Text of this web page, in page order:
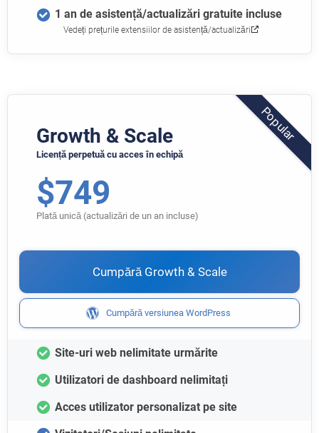
1 an de asistență/actualizări gratuite incluse
Vedeți prețurile extensiilor de asistență/actualizări
Growth & Scale
Licență perpetuă cu acces în echipă
$749
Plată unică (actualizări de un an incluse)
Cumpără Growth & Scale
Cumpără versiunea WordPress
Site-uri web nelimitate urmărite
Utilizatori de dashboard nelimitați
Acces utilizator personalizat pe site